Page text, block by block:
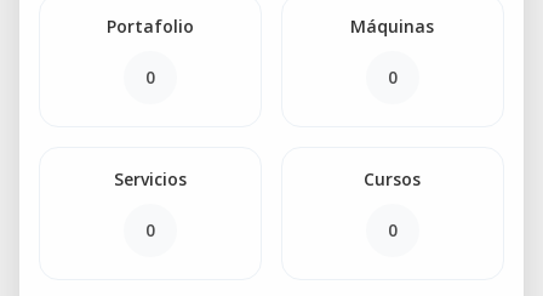
Portafolio
0
Máquinas
0
Servicios
0
Cursos
0